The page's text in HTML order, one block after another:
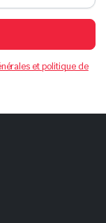
et politique de